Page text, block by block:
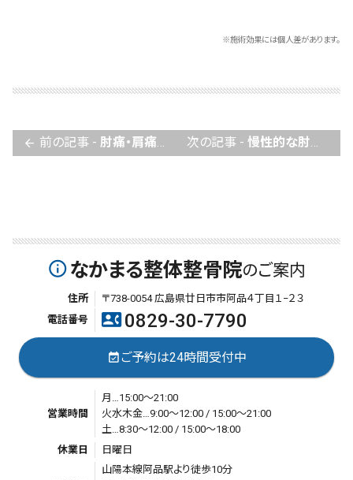
※施術効果には個人差があります。
arrow_back 前の記事 - 肘痛・肩痛・腰痛をメンテナンスしながら無事卒業し進学 次の記事 - 慢性的な肘の痛み3回の調整で快調です。
info_outlineなかまる整体整骨院のご案内
住所
〒738-0054 広島県廿日市市阿品４丁目１−２３
電話番号
contact_phone 0829-30-7790
event_availableご予約は24時間受付中
営業時間
月…15:00～21:00
火水木金…9:00～12:00 / 15:00～21:00
土…8:30～12:00 / 15:00～18:00
休業日
日曜日
山陽本線阿品駅より徒歩10分